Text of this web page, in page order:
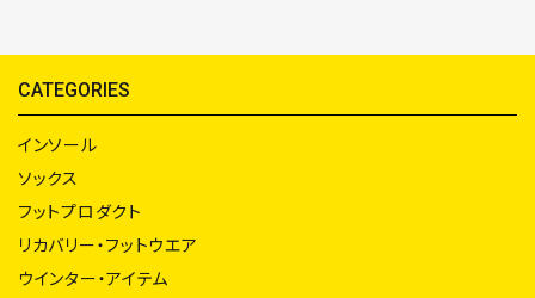
CATEGORIES
インソール
ソックス
フットプロダクト
リカバリー・フットウエア
ウインター・アイテム